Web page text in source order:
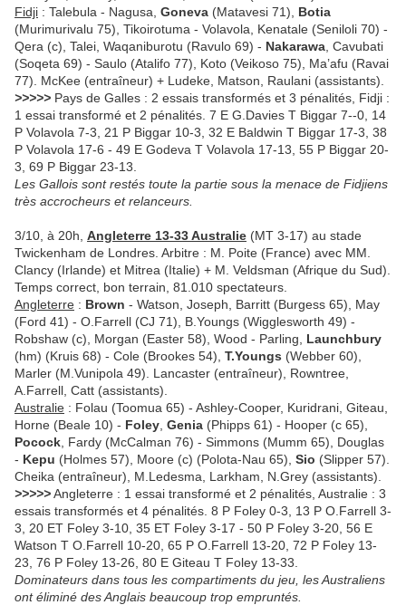
Fidji : Talebula - Nagusa, Goneva (Matavesi 71), Botia
(Murimurivalu 75), Tikoirotuma - Volavola, Kenatale (Seniloli 70) -
Qera (c), Talei, Waqaniburotu (Ravulo 69) - Nakarawa , Cavubati
(Soqeta 69) - Saulo (Atalifo 77), Koto (Veikoso 75), Ma’afu (Ravai
77). McKee (entraîneur) + Ludeke, Matson, Raulani (assistants).
>>>>> Pays de Galles : 2 essais transformés et 3 pénalités, Fidji :
1 essai transformé et 2 pénalités. 7 E G.Davies T Biggar 7--0, 14
P Volavola 7-3, 21 P Biggar 10-3, 32 E Baldwin T Biggar 17-3, 38
P Volavola 17-6 - 49 E Godeva T Volavola 17-13, 55 P Biggar 20-
3, 69 P Biggar 23-13.
Les Gallois sont restés toute la partie sous la menace de Fidjiens
très accrocheurs et relanceurs.
3/10, à 20h, Angleterre 13-33 Australie (MT 3-17) au stade
Twickenham de Londres. Arbitre : M. Poite (France) avec MM.
Clancy (Irlande) et Mitrea (Italie) + M. Veldsman (Afrique du Sud).
Temps correct, bon terrain, 81.010 spectateurs.
Angleterre : Brown - Watson, Joseph, Barritt (Burgess 65), May
(Ford 41) - O.Farrell (CJ 71), B.Youngs (Wigglesworth 49) -
Robshaw (c), Morgan (Easter 58), Wood - Parling, Launchbury
(hm) (Kruis 68) - Cole (Brookes 54), T.Youngs (Webber 60),
Marler (M.Vunipola 49). Lancaster (entraîneur), Rowntree,
A.Farrell, Catt (assistants).
Australie : Folau (Toomua 65) - Ashley-Cooper, Kuridrani, Giteau,
Horne (Beale 10) - Foley Genia (Phipps 61) - Hooper (c 65),
Pocock , Fardy (McCalman 76) - Simmons (Mumm 65), Douglas
- Kepu (Holmes 57), Moore (c) (Polota-Nau 65), Sio (Slipper 57).
Cheika (entraîneur), M.Ledesma, Larkham, N.Grey (assistants).
>>>>>Angleterre : 1 essai transformé et 2 pénalités, Australie : 3
essais transformés et 4 pénalités. 8 P Foley 0-3, 13 P O.Farrell 3-
3, 20 ET Foley 3-10, 35 ET Foley 3-17 - 50 P Foley 3-20, 56 E
Watson T O.Farrell 10-20, 65 P O.Farrell 13-20, 72 P Foley 13-
23, 76 P Foley 13-26, 80 E Giteau T Foley 13-33.
Dominateurs dans tous les compartiments du jeu, les Australiens
ont éliminé des Anglais beaucoup trop empruntés.